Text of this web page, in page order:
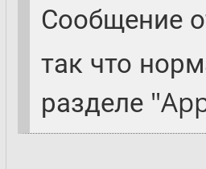
Сообщение
так что
разделе